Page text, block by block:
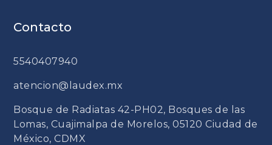
Contacto
5540407940
atencion@laudex.mx
Bosque de Radiatas 42-PH02, Bosques de las
Lomas, Cuajimalpa de Morelos, 05120 Ciudad de
México, CDMX